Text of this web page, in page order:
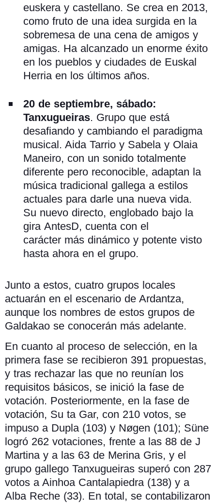
euskera y castellano. Se crea en 2013,
como fruto de una idea surgida en la
sobremesa de una cena de amigos y
amigas. Ha alcanzado un enorme éxito
en los pueblos y ciudades de Euskal
Herria en los últimos años.
20 de septiembre, sábado:
Tanxugueiras. Grupo que está
desafiando y cambiando el paradigma
musical. Aida Tarrio y Sabela y Olaia
Maneiro, con un sonido totalmente
diferente pero reconocible, adaptan la
música tradicional gallega a estilos
actuales para darle una nueva vida.
Su nuevo directo, englobado bajo la
gira AntesD, cuenta con el
carácter más dinámico y potente visto
hasta ahora en el grupo.
Junto a estos, cuatro grupos locales
actuarán en el escenario de Ardantza,
aunque los nombres de estos grupos de
Galdakao se conocerán más adelante.
En cuanto al proceso de selección, en la
primera fase se recibieron 391 propuestas,
y tras rechazar las que no reunían los
requisitos básicos, se inició la fase de
votación. Posteriormente, en la fase de
votación, Su ta Gar, con 210 votos, se
impuso a Dupla (103) y Nøgen (101); Süne
logró 262 votaciones, frente a las 88 de J
Martina y a las 63 de Merina Gris, y el
grupo gallego Tanxugueiras superó con 287
votos a Ainhoa Cantalapiedra (138) y a
Alba Reche (33). En total, se contabilizaron